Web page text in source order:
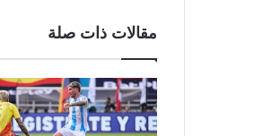
مقالات ذات صلة